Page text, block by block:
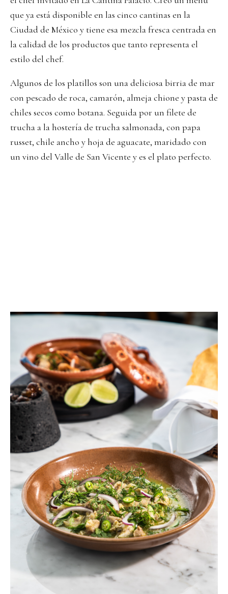
que ya está disponible en las cinco cantinas en la
Ciudad de México y tiene esa mezcla fresca centrada en
la calidad de los productos que tanto representa el
estilo del chef.
Algunos de los platillos son una deliciosa birria de mar
con pescado de roca, camarón, almeja chione y pasta de
chiles secos como botana. Seguida por un filete de
trucha a la hostería de trucha salmonada, con papa
russet, chile ancho y hoja de aguacate, maridado con
un vino del Valle de San Vicente y es el plato perfecto.